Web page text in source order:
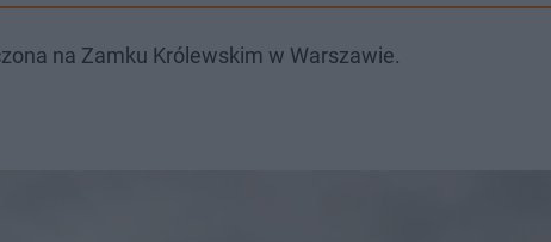
na Zamku Królewskim w Warszawie.